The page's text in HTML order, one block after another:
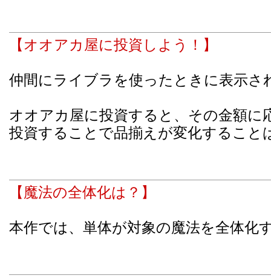
【オオアカ屋に投資しよう！】
仲間にライブラを使ったときに表示さ
オオアカ屋に投資すると、その金額
投資することで品揃えが変化すること
【魔法の全体化は？】
本作では、単体が対象の魔法を全体化